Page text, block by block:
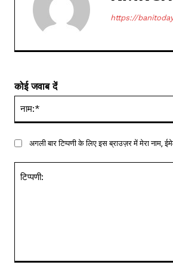
https://
कोई जवाब दें
अगली बार टिप्पणी के लिए इस ब्राउज़र में मेरा नाम,